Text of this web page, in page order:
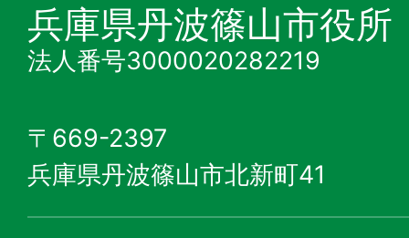
兵庫県丹波篠山市役所
法人番号3000020282219
〒669-2397
兵庫県丹波篠山市北新町41